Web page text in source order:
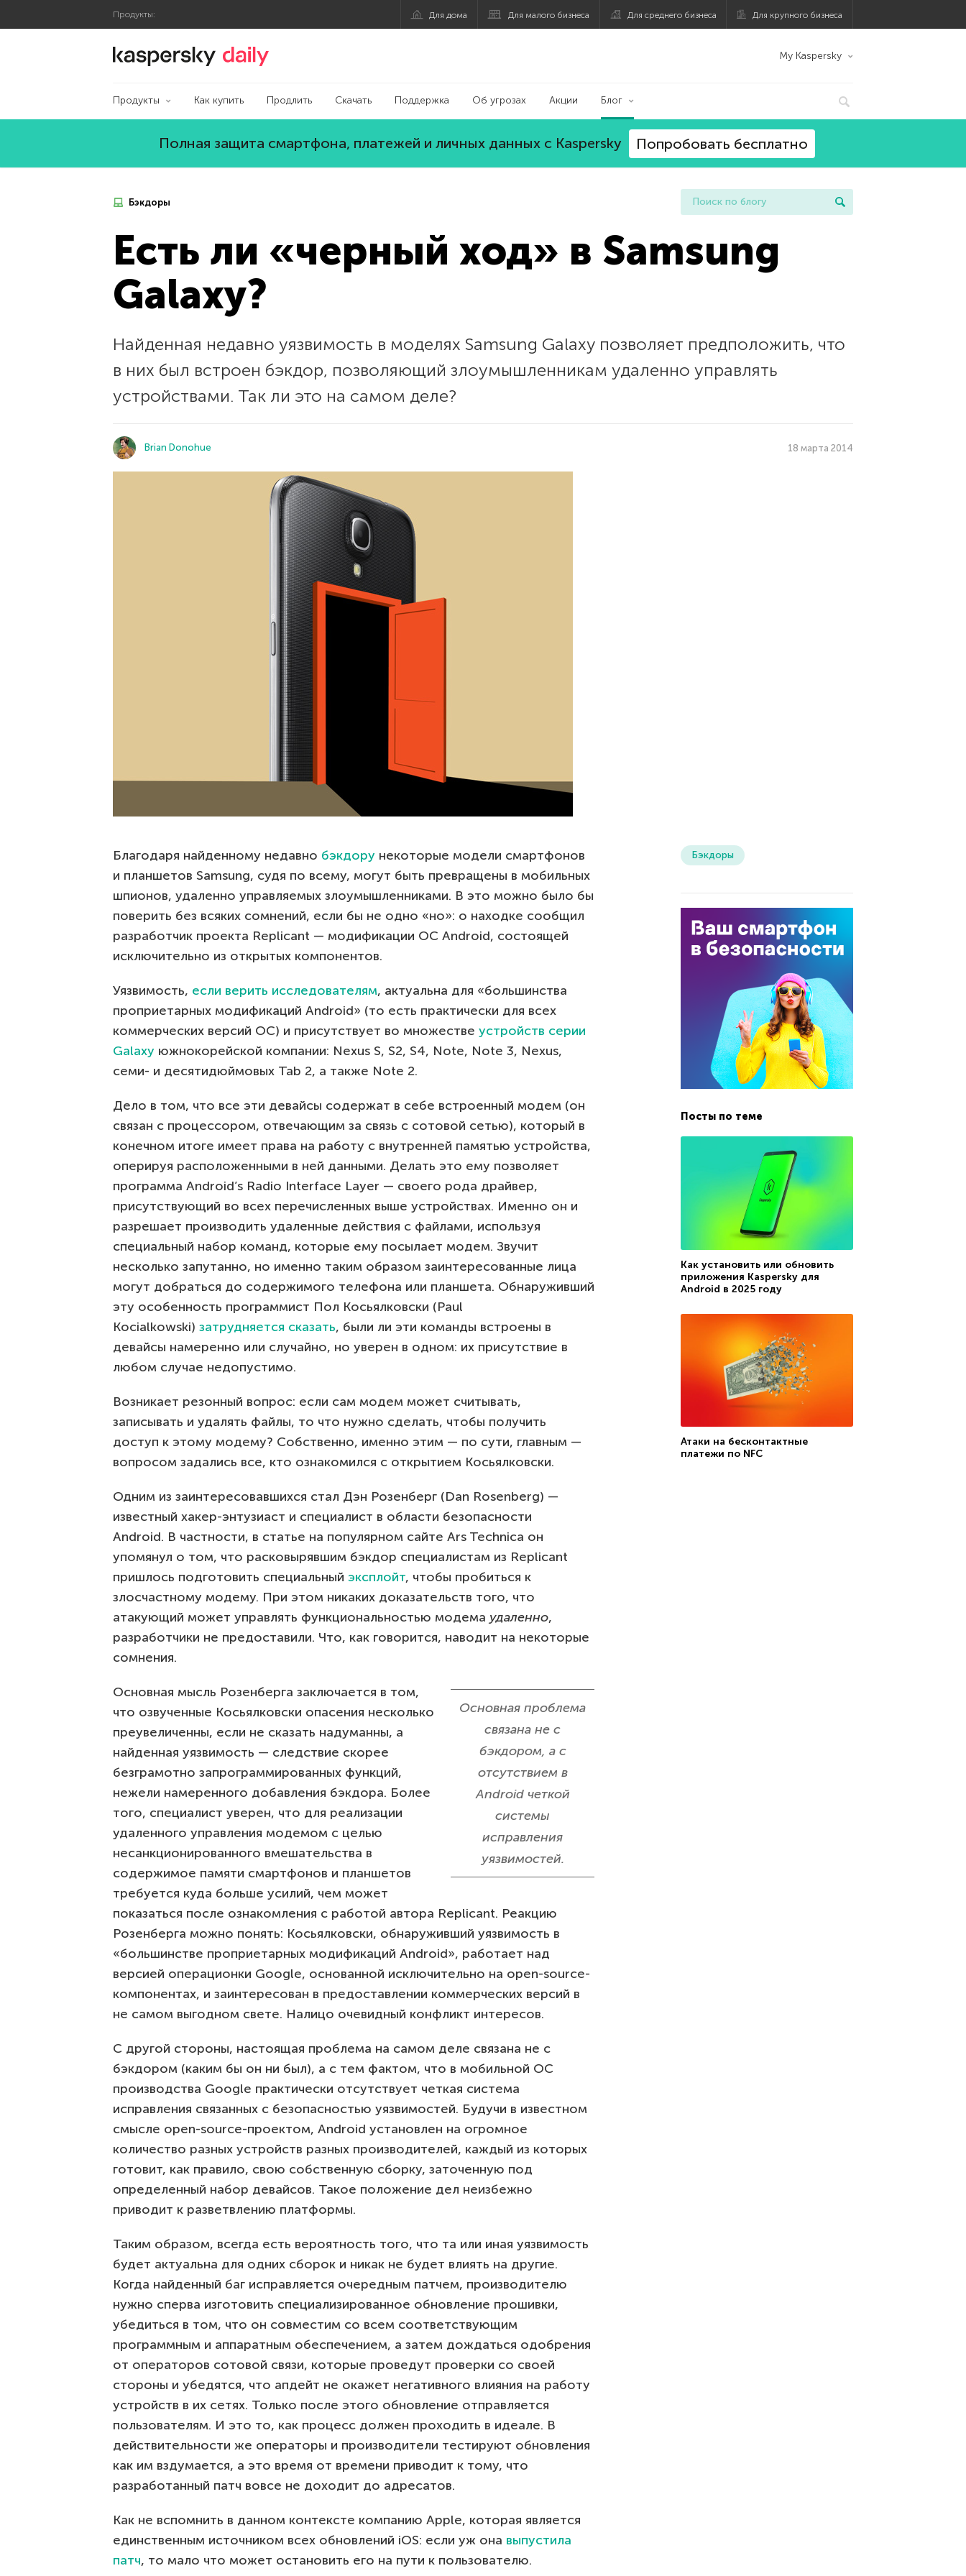
Продукты: Для дома Для малого бизнеса Для среднего бизнеса Для крупного бизнеса
Блог Касперского My Kaspersky
Продукты Как купить Продлить Скачать Поддержка Об угрозах Акции Блог
Полная защита смартфона, платежей и личных данных с Kaspersky Попробовать бесплатно
Бэкдоры
Есть ли «черный ход» в Samsung
Galaxy?
Найденная недавно уязвимость в моделях Samsung Galaxy позволяет предположить, что
в них был встроен бэкдор, позволяющий злоумышленникам удаленно управлять
устройствами. Так ли это на самом деле?
Brian Donohue 18 марта 2014
Благодаря найденному недавно бэкдору некоторые модели смартфонов
и планшетов Samsung, судя по всему, могут быть превращены в мобильных
шпионов, удаленно управляемых злоумышленниками. В это можно было бы
поверить без всяких сомнений, если бы не одно «но»: о находке сообщил
разработчик проекта Replicant — модификации ОС Android, состоящей
исключительно из открытых компонентов.
Уязвимость, если верить исследователям, актуальна для «большинства
проприетарных модификаций Android» (то есть практически для всех
коммерческих версий ОС) и присутствует во множестве устройств серии
Galaxy южнокорейской компании: Nexus S, S2, S4, Note, Note 3, Nexus,
семи- и десятидюймовых Tab 2, а также Note 2.
Дело в том, что все эти девайсы содержат в себе встроенный модем (он
связан с процессором, отвечающим за связь с сотовой сетью), который в
конечном итоге имеет права на работу с внутренней памятью устройства,
оперируя расположенными в ней данными. Делать это ему позволяет
программа Android’s Radio Interface Layer — своего рода драйвер,
присутствующий во всех перечисленных выше устройствах. Именно он и
разрешает производить удаленные действия с файлами, используя
специальный набор команд, которые ему посылает модем. Звучит
несколько запутанно, но именно таким образом заинтересованные лица
могут добраться до содержимого телефона или планшета. Обнаруживший
эту особенность программист Пол Косьялковски (Paul
Kocialkowski) затрудняется сказать, были ли эти команды встроены в
девайсы намеренно или случайно, но уверен в одном: их присутствие в
любом случае недопустимо.
Возникает резонный вопрос: если сам модем может считывать,
записывать и удалять файлы, то что нужно сделать, чтобы получить
доступ к этому модему? Собственно, именно этим — по сути, главным —
вопросом задались все, кто ознакомился с открытием Косьялковски.
Одним из заинтересовавшихся стал Дэн Розенберг (Dan Rosenberg) —
известный хакер-энтузиаст и специалист в области безопасности
Android. В частности, в статье на популярном сайте Ars Technica он
упомянул о том, что расковырявшим бэкдор специалистам из Replicant
пришлось подготовить специальный эксплойт, чтобы пробиться к
злосчастному модему. При этом никаких доказательств того, что
атакующий может управлять функциональностью модема удаленно,
разработчики не предоставили. Что, как говорится, наводит на некоторые
сомнения.
Основная проблема
связана не с
бэкдором, а с
отсутствием в
Android четкой
системы
исправления
уязвимостей.
Основная мысль Розенберга заключается в том,
что озвученные Косьялковски опасения несколько
преувеличенны, если не сказать надуманны, а
найденная уязвимость — следствие скорее
безграмотно запрограммированных функций,
нежели намеренного добавления бэкдора. Более
того, специалист уверен, что для реализации
удаленного управления модемом с целью
несанкционированного вмешательства в
содержимое памяти смартфонов и планшетов
требуется куда больше усилий, чем может
показаться после ознакомления с работой автора Replicant. Реакцию
Розенберга можно понять: Косьялковски, обнаруживший уязвимость в
«большинстве проприетарных модификаций Android», работает над
версией операционки Google, основанной исключительно на open-source-
компонентах, и заинтересован в предоставлении коммерческих версий в
не самом выгодном свете. Налицо очевидный конфликт интересов.
С другой стороны, настоящая проблема на самом деле связана не с
бэкдором (каким бы он ни был), а с тем фактом, что в мобильной ОС
производства Google практически отсутствует четкая система
исправления связанных с безопасностью уязвимостей. Будучи в известном
смысле open-source-проектом, Android установлен на огромное
количество разных устройств разных производителей, каждый из которых
готовит, как правило, свою собственную сборку, заточенную под
определенный набор девайсов. Такое положение дел неизбежно
приводит к разветвлению платформы.
Таким образом, всегда есть вероятность того, что та или иная уязвимость
будет актуальна для одних сборок и никак не будет влиять на другие.
Когда найденный баг исправляется очередным патчем, производителю
нужно сперва изготовить специализированное обновление прошивки,
убедиться в том, что он совместим со всем соответствующим
программным и аппаратным обеспечением, а затем дождаться одобрения
от операторов сотовой связи, которые проведут проверки со своей
стороны и убедятся, что апдейт не окажет негативного влияния на работу
устройств в их сетях. Только после этого обновление отправляется
пользователям. И это то, как процесс должен проходить в идеале. В
действительности же операторы и производители тестируют обновления
как им вздумается, а это время от времени приводит к тому, что
разработанный патч вовсе не доходит до адресатов.
Как не вспомнить в данном контексте компанию Apple, которая является
единственным источником всех обновлений iOS: если уж она выпустила
патч, то мало что может остановить его на пути к пользователю.
Бэкдоры
Посты по теме
Как установить или обновить
приложения Kaspersky для
Android в 2025 году
Атаки на бесконтактные
платежи по NFC